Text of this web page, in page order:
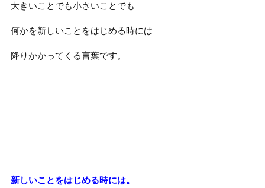
大きいことでも小さいことでも
何かを新しいことをはじめる時には
降りかかってくる言葉です。
新しいことをはじめる時には。